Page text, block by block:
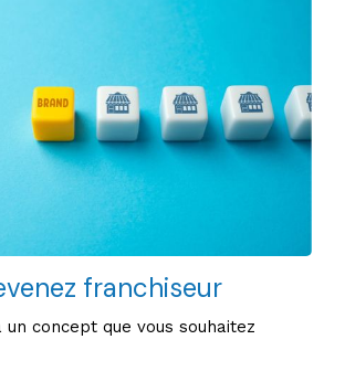
franchiseur
un concept que vous souhaitez